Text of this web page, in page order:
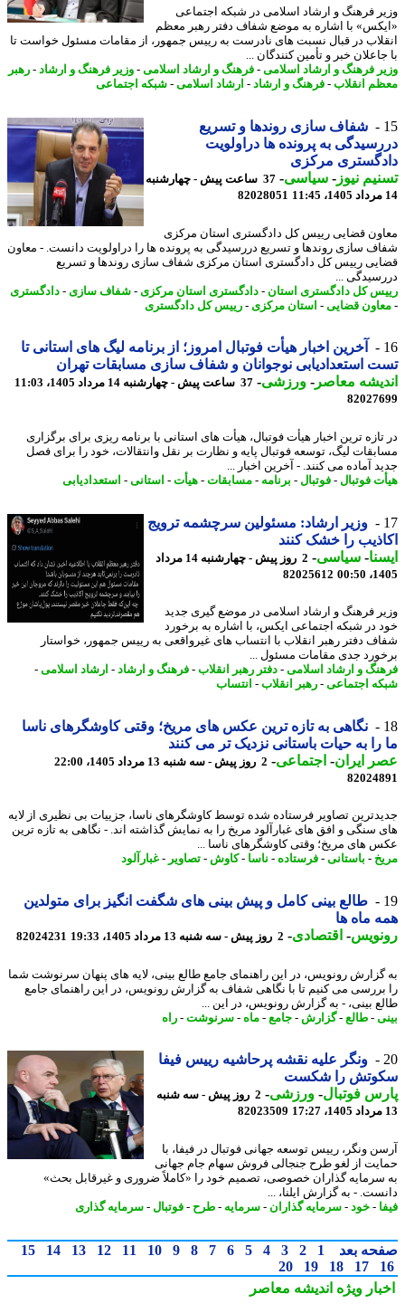
فرهنگ و ارشاد اسلامی در شبکه اجتماعی
با اشاره به موضع شفاف دفتر رهبر معظم
در قبال نسبت های نادرست به رییس جمهور، از مقامات مسئول خواست تا
خبر و تأمین کنندگان ...
فرهنگ و ارشاد اسلامی-فرهنگ و ارشاد اسلامی-وزیر فرهنگ و ارشاد -رهبر
انقلاب-فرهنگ و ارشاد -ارشاد اسلامی-شبکه اجتماعی
شفاف سازی روندها و تسریع
به پرونده ها دراولویت
مرکزی
نیوز-سیاسی-
37 ساعت پیش - چهارشنبه
82028051
قضایی رییس کل دادگستری استان مرکزی
سازی روندها و تسریع دررسیدگی به پرونده ها را دراولویت دانست. - معاون
رییس کل دادگستری استان مرکزی شفاف سازی روندها و تسریع
...
کل دادگستری استان-دادگستری استان مرکزی - شفاف سازی- دادگستری
قضایی-استان مرکزی - رییس کل دادگستری
آخرین اخبار هیأت فوتبال امروز؛ از برنامه لیگ های استانی تا
استعدادیابی نوجوانان و شفاف سازی مسابقات تهران
معاصر-ورزشی-37 ساعت پیش - چهارشنبه 14 مرداد 1405، 11:03
ترین اخبار هیأت فوتبال، هیأت های استانی با برنامه ریزی برای برگزاری
لیگ، توسعه فوتبال پایه و نظارت بر نقل وانتقالات، خود را برای فصل
آماده می کنند. - آخرین اخبار ...
فوتبال-فوتبال-برنامه -مسابقات-هیأت-استانی-استعدادیابی
وزیر ارشاد: مسئولین سرچشمه ترویج
را خشک کنند
-سیاسی-
2 روز پیش - چهارشنبه 14 مرداد
82025612
فرهنگ و ارشاد اسلامی در موضع گیری جدید
در شبکه اجتماعی ایکس، با اشاره به برخورد
دفتر رهبر انقلاب با انتساب های غیرواقعی به رییس جمهور، خواستار
جدی مقامات مسئول ...
و ارشاد اسلامی-دفتر رهبر انقلاب-فرهنگ و ارشاد -ارشاد اسلامی-
اجتماعی-رهبر انقلاب-انتساب
نگاهی به تازه ترین عکس های مریخ؛ وقتی کاوشگرهای ناسا
به حیات باستانی نزدیک تر می کنند
ایران- اجتماعی-2 روز پیش - سه شنبه 13 مرداد 1405، 22:00
تصاویر فرستاده شده توسط کاوشگرهای ناسا، جزییات بی نظیری از لایه
سنگی و افق های غبارآلود مریخ را به نمایش گذاشته اند. - نگاهی به تازه ترین
های مریخ؛ وقتی کاوشگرهای ناسا ...
- باستانی-فرستاده-ناسا -کاوش-تصاویر-غبارآلود
طالع بینی کامل و پیش بینی های شگفت انگیز برای متولدین
ماه ها
-اقتصادی-2 روز پیش - سه شنبه 13 مرداد 1405، 19:33 82024231
رونویس، در این راهنمای جامع طالع بینی، لایه های پنهان سرنوشت شما
می کنیم تا با نگاهی شفاف به گزارش رونویس، در این راهنمای جامع
بینی، - به گزارش رونویس، در این ...
-طالع-گزارش -جامع-ماه-سرنوشت-راه
ونگر علیه نقشه پرحاشیه رییس فیفا
را شکست
فوتبال-ورزشی-
2 روز پیش - سه شنبه
82023509
ونگر، رییس توسعه جهانی فوتبال در فیفا، با
از لغو طرح جنجالی فروش سهام جام جهانی
گذاران خصوصی، تصمیم خود را «کاملاً ضروری و غیرقابل بحث»
- به گزارش ایلنا، ...
-خود -سرمایه گذاران - سرمایه -طرح-فوتبال-سرمایه گذاری
بعد 1
2
3
4
5
6
7
8
9
10
11
12
13
14
15
17
18
19
20
ویژهاندیشه معاصر